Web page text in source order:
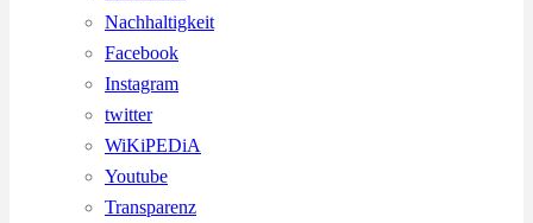
Nachhaltigkeit
Facebook
Instagram
twitter
WiKiPEDiA
Youtube
Transparenz